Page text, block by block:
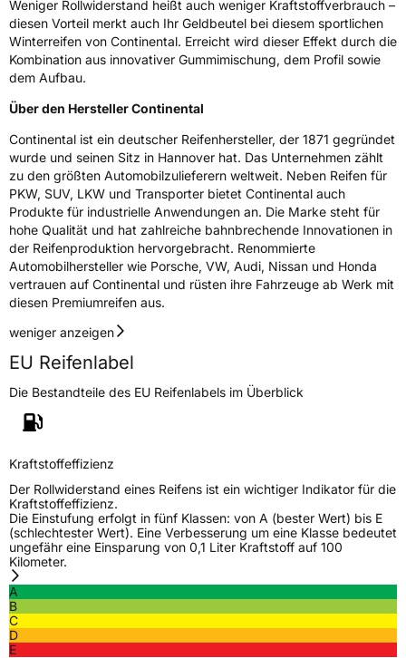
Weniger Rollwiderstand heißt auch weniger Kraftstoffverbrauch –
diesen Vorteil merkt auch Ihr Geldbeutel bei diesem sportlichen
Winterreifen von Continental. Erreicht wird dieser Effekt durch die
Kombination aus innovativer Gummimischung, dem Profil sowie
dem Aufbau.
Über den Hersteller Continental
Continental ist ein deutscher Reifenhersteller, der 1871 gegründet
wurde und seinen Sitz in Hannover hat. Das Unternehmen zählt
zu den größten Automobilzulieferern weltweit. Neben Reifen für
PKW, SUV, LKW und Transporter bietet Continental auch
Produkte für industrielle Anwendungen an. Die Marke steht für
hohe Qualität und hat zahlreiche bahnbrechende Innovationen in
der Reifenproduktion hervorgebracht. Renommierte
Automobilhersteller wie Porsche, VW, Audi, Nissan und Honda
vertrauen auf Continental und rüsten ihre Fahrzeuge ab Werk mit
diesen Premiumreifen aus.
weniger anzeigen
EU Reifenlabel
Die Bestandteile des EU Reifenlabels im Überblick
Kraftstoffeffizienz
Der Rollwiderstand eines Reifens ist ein wichtiger Indikator für die
Kraftstoffeffizienz.
Die Einstufung erfolgt in fünf Klassen: von A (bester Wert) bis E
(schlechtester Wert). Eine Verbesserung um eine Klasse bedeutet
ungefähr eine Einsparung von 0,1 Liter Kraftstoff auf 100
Kilometer.
A
B
C
D
E